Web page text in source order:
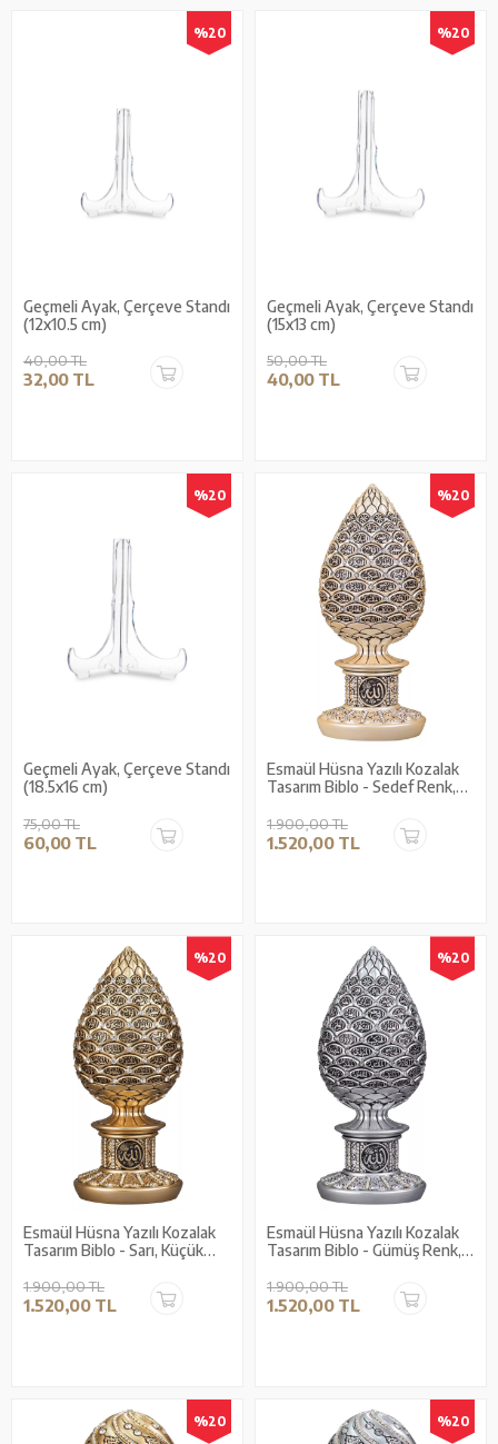
%20
Geçmeli Ayak, Çerçeve Standı
(12x10.5 cm)
40,00 TL
32,00 TL
%20
Geçmeli Ayak, Çerçeve Standı
(15x13 cm)
50,00 TL
40,00 TL
%20
Geçmeli Ayak, Çerçeve Standı
(18.5x16 cm)
75,00 TL
60,00 TL
%20
Esmaül Hüsna Yazılı Kozalak
Tasarım Biblo - Sedef Renk,
Hediyelik
1.900,00 TL
1.520,00 TL
%20
Esmaül Hüsna Yazılı Kozalak
Tasarım Biblo - Sarı, Küçük
1.900,00 TL
1.520,00 TL
%20
Esmaül Hüsna Yazılı Kozalak
Tasarım Biblo - Gümüş Renk,
Hediyelik
1.900,00 TL
1.520,00 TL
%20 %20